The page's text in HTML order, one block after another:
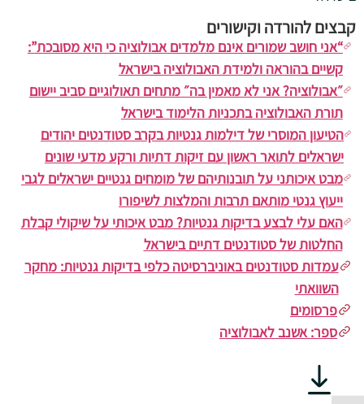
קבצים להורדה וקישורים
“אני חושב שמורים אינם מלמדים אבולוציה כי היא מסובכת”:
קשיים בהוראה ולמידת האבולוציה בישראל
״אבולוציה? אני לא מאמין בה״ מתחים תאולוגיים סביב יישום
תורת האבולוציה בתכניות הלימוד בישראל
הטיעון המוסרי של דילמות גנטיות בקרב סטודנטים יהודים
ישראלים לתואר ראשון עם זיקות דתיות ורקע מדעי שונים
מבט איכותני על תובנותיהם של מומחים גנטיים ישראלים לגבי
ייעוץ גנטי מותאם תרבות והמלצות לשיפורו
האם עלי לבצע בדיקות גנטיות? מבט איכותי על שיקולי קבלת
החלטות של סטודנטים דתיים בישראל
עמדות סטודנטים באוניברסיטה כלפי בדיקות גנטיות: מחקר
השוואתי
פרסומים
ספר: אשנב לאבולוציה